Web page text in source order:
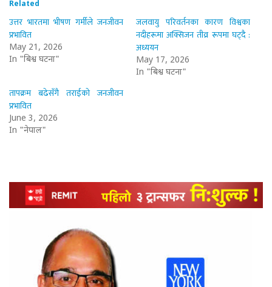
Related
उत्तर भारतमा भीषण गर्मीले जनजीवन
प्रभावित
May 21, 2026
In "बिश्व घटना"
जलवायु परिवर्तनका कारण विश्वका
नदीहरूमा अक्सिजन तीव्र रूपमा घट्दै :
अध्ययन
May 17, 2026
In "बिश्व घटना"
तापक्रम बढेसँगै तराईको जनजीवन
प्रभावित
June 3, 2026
In "नेपाल"